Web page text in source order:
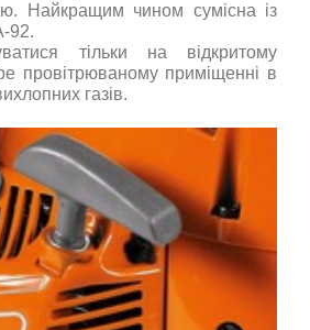
Найкращим чином сумісна із
92.
тільки на відкритому
провітрюваному приміщенні в
газів.